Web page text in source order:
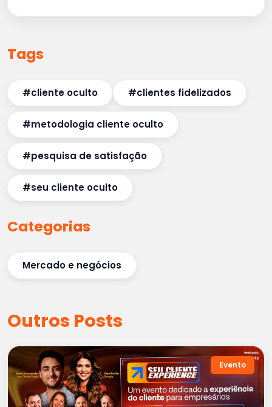
Tags
#cliente oculto #clientes fidelizados
#metodologia cliente oculto
#pesquisa de satisfação
#seu cliente oculto
Categorias
Mercado e negócios
Outros Posts
Evento